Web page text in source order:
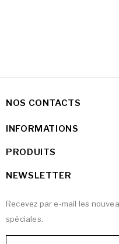
NOS CONTACTS
INFORMATIONS
PRODUITS
NEWSLETTER
Recevez par e-mail les
spéciales.